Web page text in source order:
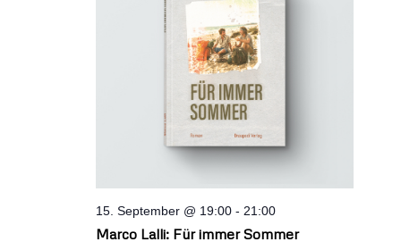
Marco Lalli: Für immer Sommer
15. September @ 19:00 -21:00